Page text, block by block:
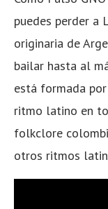
puedes perder a
originaria de
bailar hasta al
está formada
ritmo latino en
folkclore
otros ritmos